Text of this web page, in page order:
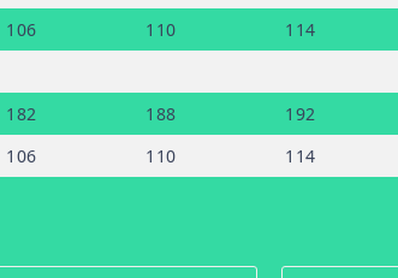
106 110 114
182 188
192
106 110 114